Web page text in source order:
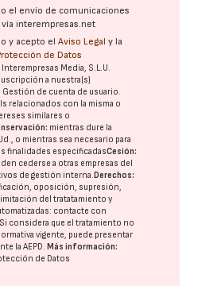
el envío de comunicaciones
interempresas.net
y acepto elAviso Legal y la
de Datos
Interempresas Media, S.L.U.
a nuestra(s)
de cuenta de usuario.
relacionados con la misma o
similares o
mientras dure la
o mientras sea necesario para
finalidades especificadasCesión:
cederse a otras empresas del
de gestión interna.Derechos:
oposición, supresión,
del tratatamiento y
contacte con
considera que el tratamiento no
vigente, puede presentar
laAEPD.Más información:
de Datos